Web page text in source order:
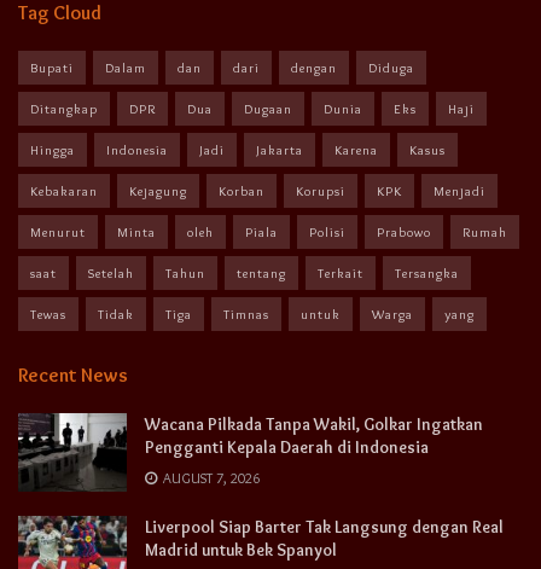
Tag Cloud
Bupati Dalam dan dari dengan Diduga
Ditangkap DPR Dua Dugaan Dunia Eks Haji
Hingga Indonesia Jadi Jakarta Karena Kasus
Kebakaran Kejagung Korban Korupsi KPK Menjadi
Menurut Minta oleh Piala Polisi Prabowo Rumah
saat Setelah Tahun tentang Terkait Tersangka
Tewas Tidak Tiga Timnas untuk Warga yang
Recent News
Wacana Pilkada Tanpa Wakil, Golkar Ingatkan
Pengganti Kepala Daerah di Indonesia
AUGUST 7, 2026
Liverpool Siap Barter Tak Langsung dengan Real
Madrid untuk Bek Spanyol